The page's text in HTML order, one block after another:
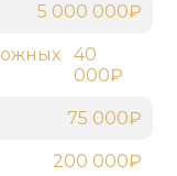
5 000 000₽
40
000₽
75 000₽
200 000₽